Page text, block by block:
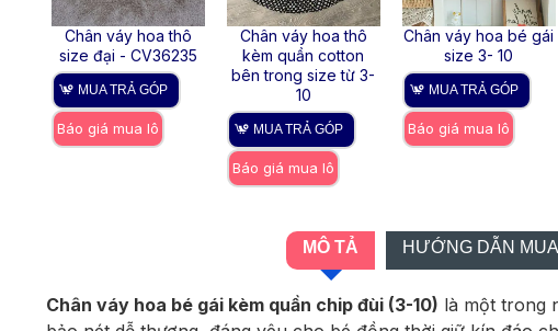
Chân váy hoa thô
size đại - CV36235
MUA TRẢ GÓP
Báo giá mua lô
Chân váy hoa thô
kèm quần cotton
bên trong size từ 3-
10
MUA TRẢ GÓP
Báo giá mua lô
Chân váy hoa bé gái
size 3- 10
MUA TRẢ GÓP
Báo giá mua lô
MÔ TẢ HƯỚNG DẪN MUA
Chân váy hoa bé gái kèm quần chip đùi (3-10) là một trong